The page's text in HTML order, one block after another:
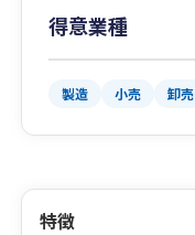
得意業種
製造 小売 卸売
特徴